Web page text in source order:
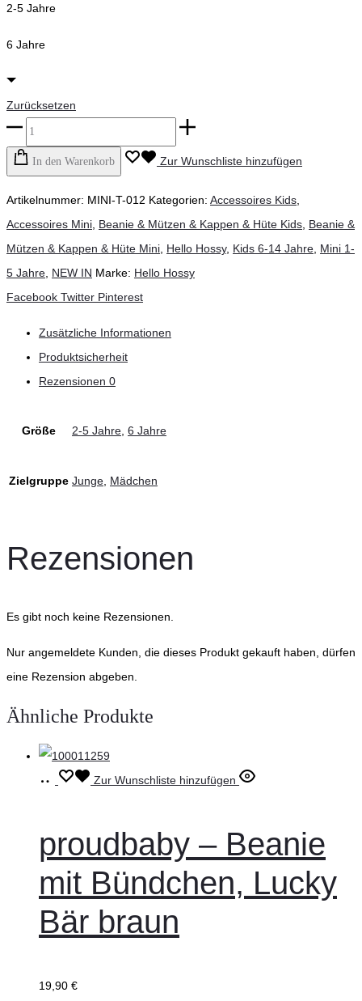
2-5 Jahre
6 Jahre
Zurücksetzen
Hello
Hossy
-
Mini
Olive
Menge
In den Warenkorb Zur Wunschliste hinzufügen
Artikelnummer: MINI-T-012 Kategorien: Accessoires Kids
Accessoires Mini Beanie & Mützen & Kappen & Hüte Kids Beanie &
Mützen & Kappen & Hüte Mini Hello Hossy, Kids 6-14 Jahre Mini 1-
5 Jahre NEW IN Marke: Hello Hossy
Teilen
Facebook Twitter Pinterest
Zusätzliche Informationen
Produktsicherheit
Rezensionen 0
Größe 2-5 Jahre 6 Jahre
Zielgruppe Junge Mädchen
Rezensionen
Es gibt noch keine Rezensionen.
Nur angemeldete Kunden, die dieses Produkt gekauft haben, dürfen
eine Rezension abgeben.
Ähnliche Produkte
Ausführung
Dieses
mehrere
Varianten
auf.
Die
Zur Wunschliste hinzufügen
proudbaby – Beanie
mit Bündchen, Lucky
Bär braun
19,90 €